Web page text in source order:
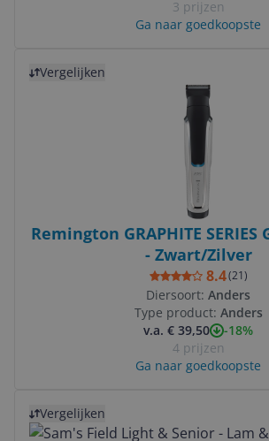
3 prijzen
Ga naar goedkoopste
Vergelijken
Remington GRAPHITE
- Zwart/Zilver
8.4(21)
Diersoort: Anders
Type product: Anders
v.a. € 39,50
-18%
4 prijzen
Ga naar goedkoopste
Vergelijken